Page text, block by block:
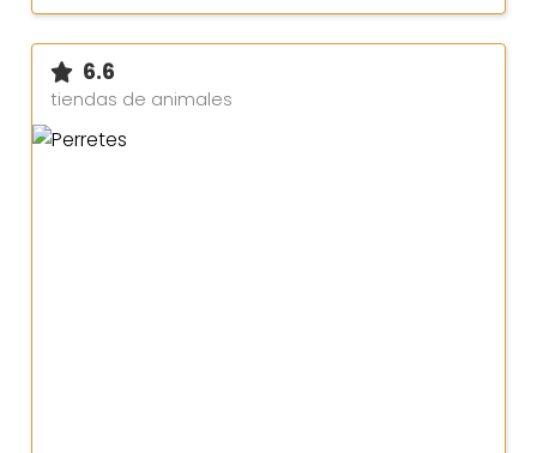
6.6
tiendas de animales